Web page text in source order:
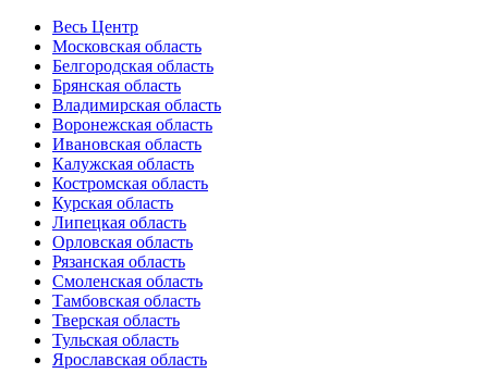
Весь Центр
Московская область
Белгородская область
Брянская область
Владимирская область
Воронежская область
Ивановская область
Калужская область
Костромская область
Курская область
Липецкая область
Орловская область
Рязанская область
Смоленская область
Тамбовская область
Тверская область
Тульская область
Ярославская область